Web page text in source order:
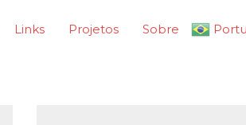
Links Projetos Sobre